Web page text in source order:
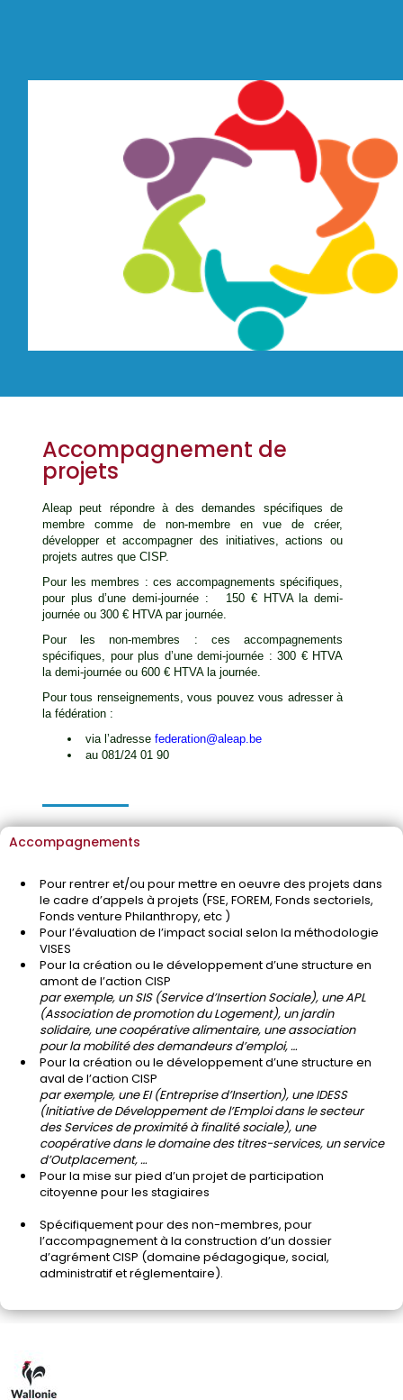
Accompagnement de
projets
Aleap peut répondre à des demandes spécifiques de
membre comme de non-membre en vue de créer,
développer et accompagner des initiatives, actions ou
projets autres que CISP.
Pour les membres : ces accompagnements spécifiques,
pour plus d’une demi-journée : 150 € HTVA la demi-
journée ou 300 € HTVA par journée.
Pour les non-membres : ces accompagnements
spécifiques, pour plus d’une demi-journée : 300 € HTVA
la demi-journée ou 600 € HTVA la journée.
Pour tous renseignements, vous pouvez vous adresser à
la fédération :
via l’adresse federation@aleap.be
au 081/24 01 90
Accompagnements
Pour rentrer et/ou pour mettre en oeuvre des projets dans
le cadre d’appels à projets (FSE, FOREM, Fonds sectoriels,
Fonds venture Philanthropy, etc )
Pour l’évaluation de l’impact social selon la méthodologie
VISES
Pour la création ou le développement d’une structure en
amont de l’action CISP
par exemple, un SIS (Service d’Insertion Sociale), une APL
(Association de promotion du Logement), un jardin
solidaire, une coopérative alimentaire, une association
pour la mobilité des demandeurs d’emploi, …
Pour la création ou le développement d’une structure en
aval de l’action CISP
par exemple, une EI (Entreprise d’Insertion), une IDESS
(Initiative de Développement de l’Emploi dans le secteur
des Services de proximité à finalité sociale), une
coopérative dans le domaine des titres-services, un service
d’Outplacement, …
Pour la mise sur pied d’un projet de participation
citoyenne pour les stagiaires
Spécifiquement pour des non-membres, pour
l’accompagnement à la construction d’un dossier
d’agrément CISP (domaine pédagogique, social,
administratif et réglementaire).